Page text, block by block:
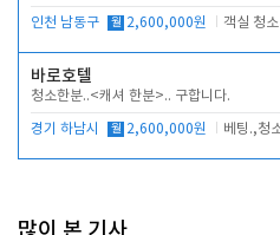
인천 남동구 월 2,600,000원 객실 청소
바로호텔
청소한분..<캐셔 한분>.. 구합니다.
경기 하남시 월 2,600,000원